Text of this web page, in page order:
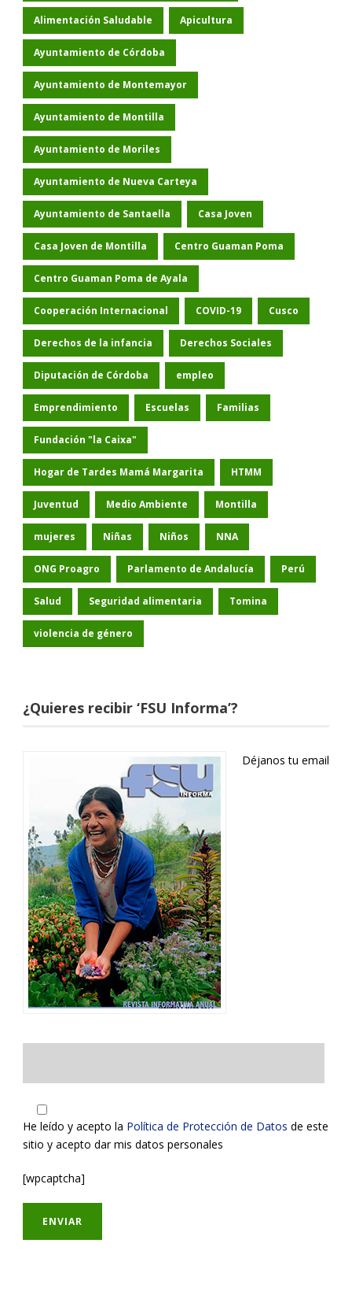
Alimentación Saludable Apicultura
Ayuntamiento de Córdoba
Ayuntamiento de Montemayor
Ayuntamiento de Montilla
Ayuntamiento de Moriles
Ayuntamiento de Nueva Carteya
Ayuntamiento de Santaella Casa Joven
Casa Joven de Montilla Centro Guaman Poma
Centro Guaman Poma de Ayala
Cooperación Internacional COVID-19 Cusco
Derechos de la infancia Derechos Sociales
Diputación de Córdoba empleo
Emprendimiento Escuelas Familias
Fundación "la Caixa"
Hogar de Tardes Mamá Margarita HTMM
Juventud Medio Ambiente Montilla
mujeres Niñas Niños NNA
ONG Proagro Parlamento de Andalucía Perú
Salud Seguridad alimentaria Tomina
violencia de género
¿Quieres recibir ‘FSU Informa’?
Déjanos tu email
He leído y acepto la Política de Protección de Datos de este
sitio y acepto dar mis datos personales
[wpcaptcha]